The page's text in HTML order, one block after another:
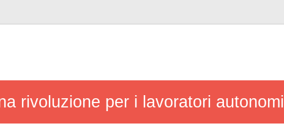
rivoluzione per i lavoratori autonomi